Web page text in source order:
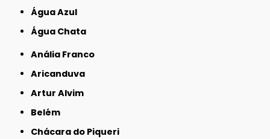
Água Azul
Água Chata
Anália Franco
Aricanduva
Artur Alvim
Belém
Chácara do Piqueri